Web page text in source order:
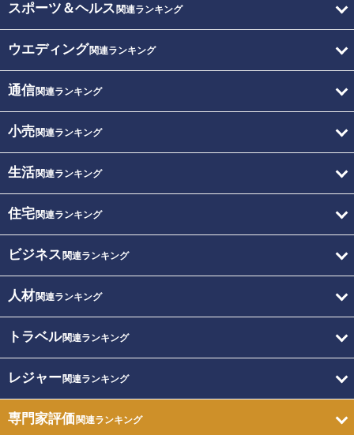
スポーツ＆ヘルス 関連ランキング
ウエディング関連ランキング
通信関連ランキング
小売関連ランキング
生活関連ランキング
住宅関連ランキング
ビジネス 関連ランキング
人材関連ランキング
トラベル関連ランキング
レジャー関連ランキング
専門家評価関連ランキング